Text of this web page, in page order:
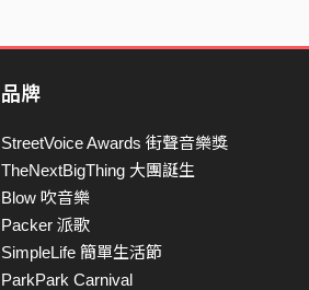
品牌
StreetVoice Awards 街聲音樂獎
TheNextBigThing 大團誕生
Blow 吹音樂
Packer 派歌
SimpleLife 簡單生活節
ParkPark Carnival